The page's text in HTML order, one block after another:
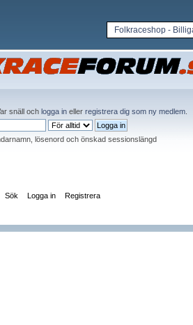
Folkraceshop -
snäll och logga in eller registrera dig som ny medlem
lösenord och önskad sessionslängd
Sök Logga in Registrera